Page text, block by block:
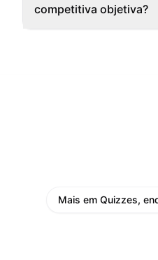
competitiva objetiva?
Mais em Quizzes,